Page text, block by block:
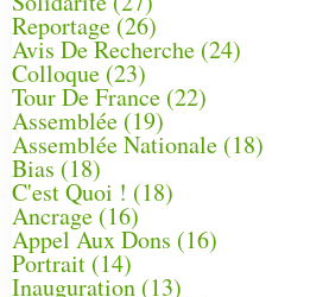
Reportage (26)
Avis De Recherche (24)
Colloque (23)
Tour De France (22)
Assemblée (19)
Assemblée Nationale (18)
Bias (18)
C'est Quoi ! (18)
Ancrage (16)
Appel Aux Dons (16)
Portrait (14)
Inauguration (13)